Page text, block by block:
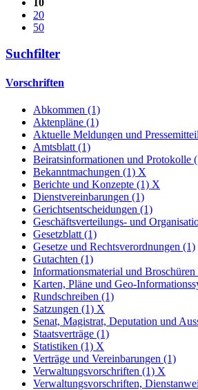
20
50
Suchfilter
Vorschriften
Abkommen (1)
Aktenpläne (1)
Aktuelle Meldungen und
Amtsblatt (1)
Beiratsinformationen und Protokolle
Bekanntmachungen (1) X
Berichte und Konzepte (1) X
Dienstvereinbarungen (1)
Gerichtsentscheidungen (1)
Geschäftsverteilungs- und
Gesetzblatt (1)
Gesetze und Rechtsverordnungen (1)
Gutachten (1)
Informationsmaterial und Broschüren
Karten, Pläne und Geo-
Rundschreiben (1)
Satzungen (1) X
Senat, Magistrat, Deputation und
Staatsverträge (1)
Statistiken (1) X
Verträge und Vereinbarungen (1)
Verwaltungsvorschriften (1) X
Verwaltungsvorschriften,